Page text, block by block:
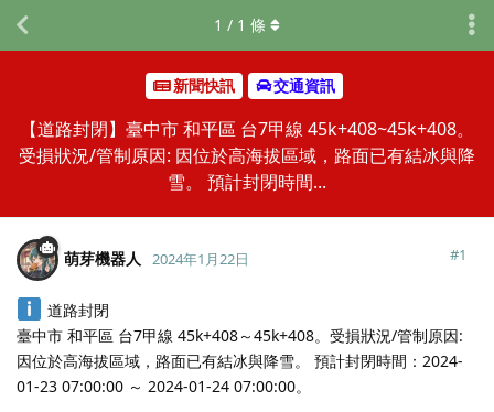
新聞快訊 交通資訊
【道路封閉】臺中市 和平區 台7甲線 45k+408~45k+408。
受損狀況/管制原因: 因位於高海拔區域，路面已有結冰與降
雪。 預計封閉時間...
1 / 1 條
萌芽機器人 2024年1月22日 #1
道路封閉
臺中市 和平區 台7甲線 45k+408～45k+408。受損狀況/管制原因:
因位於高海拔區域，路面已有結冰與降雪。 預計封閉時間：2024-
01-23 07:00:00 ～ 2024-01-24 07:00:00。